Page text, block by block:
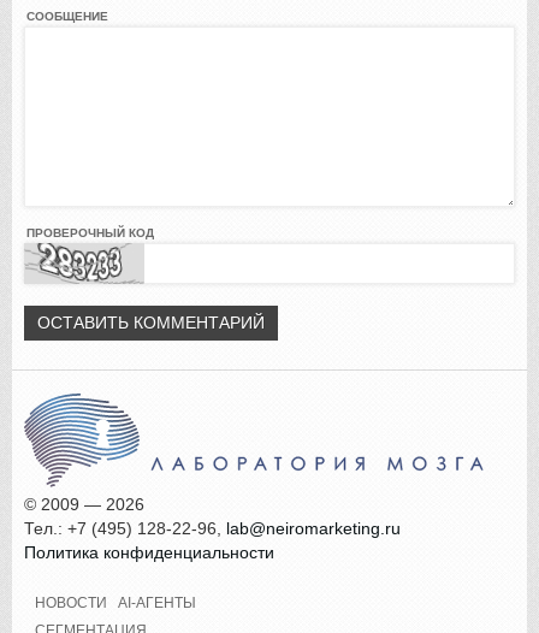
СООБЩЕНИЕ
ПРОВЕРОЧНЫЙ КОД
© 2009 — 2026
Тел.: +7 (495) 128-22-96, lab@neiromarketing.ru
Политика конфиденциальности
НОВОСТИ
AI-АГЕНТЫ